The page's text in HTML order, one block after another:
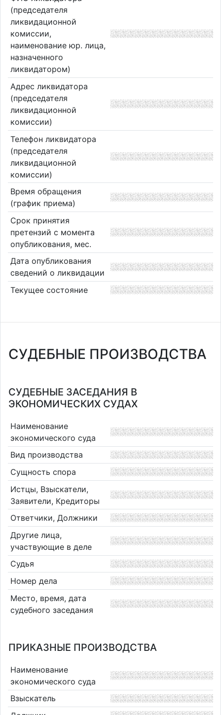
(председателя
ликвидационной
комиссии,
наименование юр. лица,
назначенного
ликвидатором)
Адрес ликвидатора
(председателя
ликвидационной
комиссии)
Телефон ликвидатора
(председателя
ликвидационной
комиссии)
Время обращения
(график приема)
Срок принятия
претензий с момента
опубликования, мес.
Дата опубликования
сведений о ликвидации
Текущее состояние
СУДЕБНЫЕ ПРОИЗВОДСТВА
СУДЕБНЫЕ ЗАСЕДАНИЯ В
ЭКОНОМИЧЕСКИХ СУДАХ
Наименование
экономического суда
Вид производства
Сущность спора
Истцы, Взыскатели,
Заявители, Кредиторы
Ответчики, Должники
Другие лица,
участвующие в деле
Судья
Номер дела
Место, время, дата
судебного заседания
ПРИКАЗНЫЕ ПРОИЗВОДСТВА
Наименование
экономического суда
Взыскатель